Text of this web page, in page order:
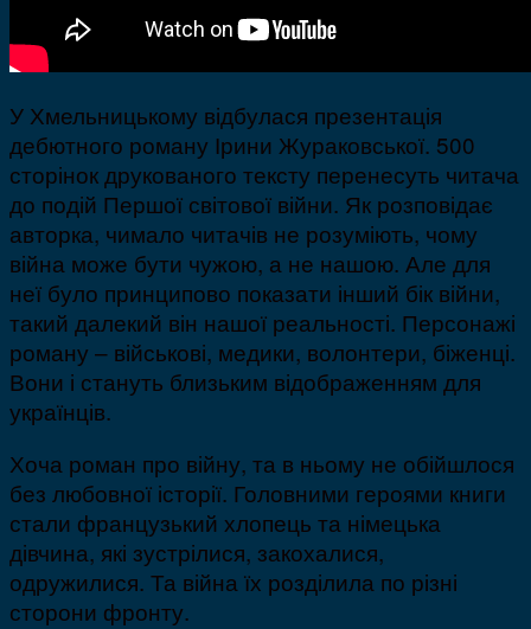
У Хмельницькому відбулася презентація
дебютного роману Ірини Жураковської. 500
сторінок друкованого тексту перенесуть читача
до подій Першої світової війни. Як розповідає
авторка, чимало читачів не розуміють, чому
війна може бути чужою, а не нашою. Але для
неї було принципово показати інший бік війни,
такий далекий він нашої реальності. Персонажі
роману – військові, медики, волонтери, біженці.
Вони і стануть близьким відображенням для
українців.
Хоча роман про війну, та в ньому не обійшлося
без любовної історії. Головними героями книги
стали французький хлопець та німецька
дівчина, які зустрілися, закохалися,
одружилися. Та війна їх розділила по різні
сторони фронту.